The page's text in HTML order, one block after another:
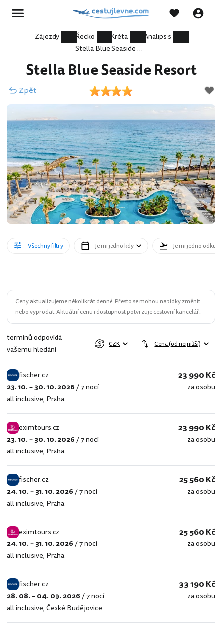
Zájezdy Řecko Kréta
Analipsis
Stella Blue Seaside Resort
Stella Blue Seaside Resort
Zpět
Všechny filtry Je mi jedno kdy Je mi jedno odkud
Ceny aktualizujeme několikrát denně. Přesto se mohou nabídky změnit
nebo vyprodat. Aktuální cenu i dostupnost potvrzuje cestovní kancelář.
termínů odpovídá
vašemu hledání
CZK Cena (od nejnižší)
fischer.cz
fischer.cz
23. 10. – 30. 10. 2026/7 nocí
all inclusive, Praha
23 990 Kč
za osobu
eximtours.cz
eximtours.cz
23. 10. – 30. 10. 2026/7 nocí
all inclusive, Praha
23 990 Kč
za osobu
fischer.cz
fischer.cz
24. 10. – 31. 10. 2026/7 nocí
all inclusive, Praha
25 560 Kč
za osobu
eximtours.cz
eximtours.cz
24. 10. – 31. 10. 2026/7 nocí
all inclusive, Praha
25 560 Kč
za osobu
fischer.cz
fischer.cz
28. 08. – 04. 09. 2026/7 nocí
all inclusive,České Budějovice
33 190 Kč
za osobu